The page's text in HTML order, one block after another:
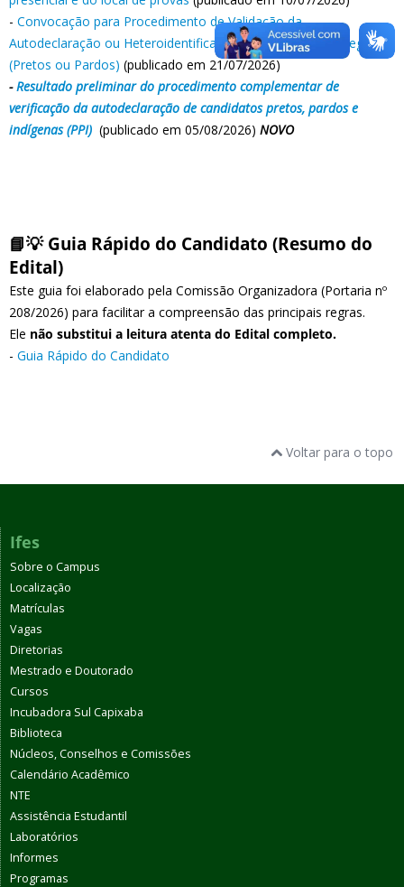
- Convocação para Procedimento de Validação da
Autodeclaração ou Heteroidentificação para candidatos Negros
(Pretos ou Pardos) (publicado em 21/07/2026)
-Resultado preliminar do procedimento complementar de
verificação da autodeclaração de candidatos pretos, pardos e
indígenas (PPI) (publicado em 05/08/2026) NOVO
📘💡 Guia Rápido do Candidato (Resumo do
Edital)
Este guia foi elaborado pela Comissão Organizadora (Portaria nº
208/2026) para facilitar a compreensão das principais regras.
Ele não substitui a leitura atenta do Edital completo.
- Guia Rápido do Candidato
Voltar para o topo
Ifes
Sobre o Campus
Localização
Matrículas
Vagas
Diretorias
Mestrado e Doutorado
Cursos
Incubadora Sul Capixaba
Biblioteca
Núcleos, Conselhos e Comissões
Calendário Acadêmico
NTE
Assistência Estudantil
Laboratórios
Informes
Programas